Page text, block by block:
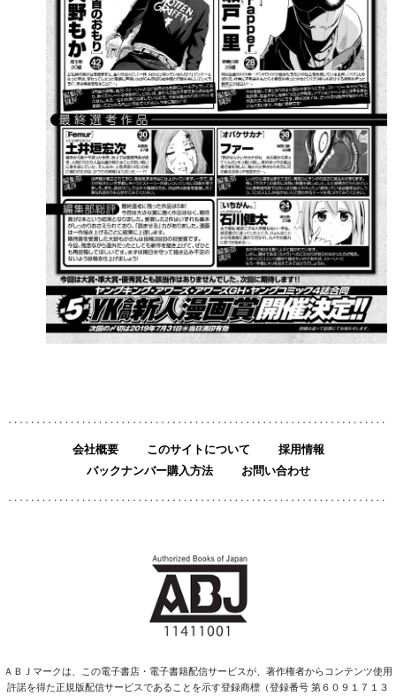
会社概要 このサイトについて
採用情報
バックナンバー購入方法
お問い合わせ
ＡＢＪマークは、この電子書店・電子書籍配信サービスが、著作権者からコンテンツ使用
許諾を得た正規版配信サービスであることを示す登録商標（登録番号 第６０９１７１３